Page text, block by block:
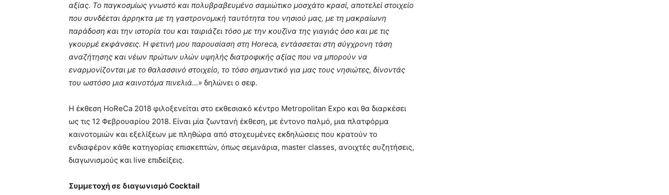
αξίας. Το παγκοσμίως γνωστό και πολυβραβευμένο σαμιώτικο μοσχάτο κρασί, αποτελεί στοιχείο
που συνδέεται άρρηκτα με τη γαστρονομική ταυτότητα του νησιού μας, με τη μακραίωνη
παράδοση και την ιστορία του και ταιριάζει τόσο με την κουζίνα της γιαγιάς όσο και με τις
γκουρμέ εκφάνσεις. Η φετινή μου παρουσίαση στη Horeca, εντάσσεται στη σύγχρονη τάση
αναζήτησης και νέων πρώτων υλών υψηλής διατροφικής αξίας που να μπορούν να
εναρμονίζονται με το θαλασσινό στοιχείο, το τόσο σημαντικό για μας τους νησιώτες, δίνοντάς
του ωστόσο μια καινοτόμα πινελιά…» δηλώνει ο σεφ.
H έκθεση HoReCa 2018 φιλοξενείται στο εκθεσιακό κέντρο Metropolitan Expo και θα διαρκέσει
ως τις 12 Φεβρουαρίου 2018. Eίναι μία ζωντανή έκθεση, με έντονο παλμό, μια πλατφόρμα
καινοτομιών και εξελίξεων με πληθώρα από στοχευμένες εκδηλώσεις που κρατούν το
ενδιαφέρον κάθε κατηγορίας επισκεπτών, όπως σεμινάρια, master classes, ανοιχτές συζητήσεις,
διαγωνισμούς και live επιδείξεις.
Συμμετοχή σε διαγωνισμό Cocktail